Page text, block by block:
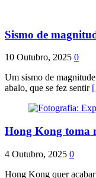
Sismo de
10 Outubro, 2025 0
Um sismo de
abalo, que se fez sentir
Hong Kong toma
4 Outubro, 2025 0
Hong Kong quer